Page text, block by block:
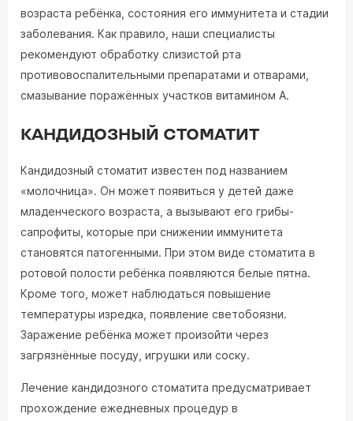
возраста ребёнка, состояния его иммунитета и стадии
заболевания. Как правило, наши специалисты
рекомендуют обработку слизистой рта
противовоспалительными препаратами и отварами,
смазывание поражённых участков витамином A.
КАНДИДОЗНЫЙ СТОМАТИТ
Кандидозный стоматит известен под названием
«молочница». Он может появиться у детей даже
младенческого возраста, а вызывают его грибы-
сапрофиты, которые при снижении иммунитета
становятся патогенными. При этом виде стоматита в
ротовой полости ребёнка появляются белые пятна.
Кроме того, может наблюдаться повышение
температуры изредка, появление светобоязни.
Заражение ребёнка может произойти через
загрязнённые посуду, игрушки или соску.
Лечение кандидозного стоматита предусматривает
прохождение ежедневных процедур в